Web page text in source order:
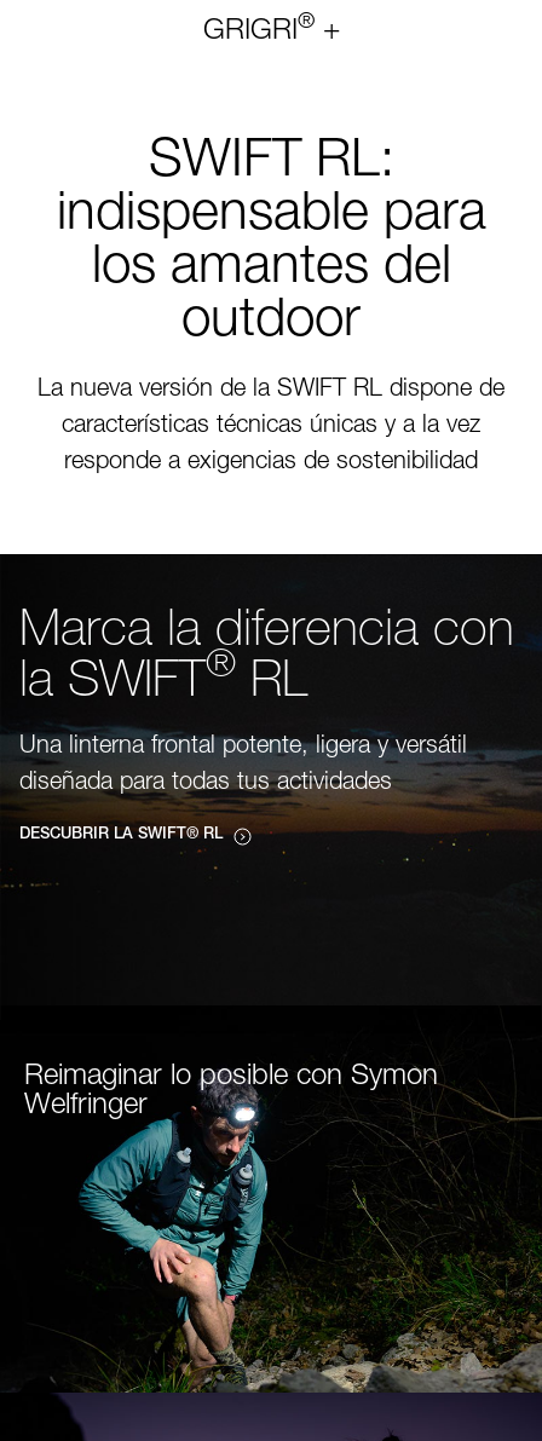
GRIGRI®+
SWIFT RL:
indispensable para
los amantes del
outdoor
La nueva versión de la SWIFT RL dispone de
características técnicas únicas y a la vez
responde a exigencias de sostenibilidad
Marca la diferencia con
la SWIFT ® RL
Una linterna frontal potente, ligera y versátil
diseñada para todas tus actividades
DESCUBRIR LA SWIFT® RL
Reimaginar lo posible con Symon
Welfringer